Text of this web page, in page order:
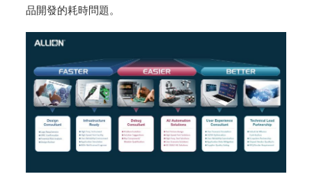
品開發的耗時問題。